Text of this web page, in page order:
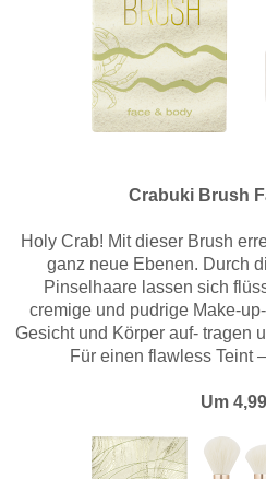
Crabuki Brush
Holy Crab! Mit dieser Brush
ganz neue Ebenen. Durch
Pinselhaare lassen sich
cremige und pudrige Make-
Gesicht und Körper auf- tragen
Für einen flawless Teint
Um